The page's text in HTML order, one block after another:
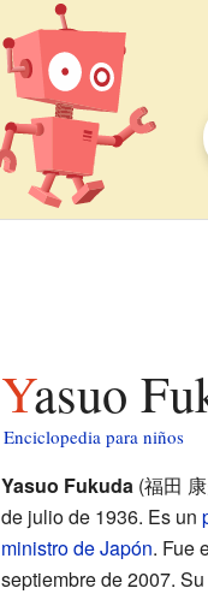
Yasuo
Enciclopedia para niños
Yasuo Fukuda (福田
de julio de 1936. Es un
ministro de Japón. Fue
septiembre de 2007.